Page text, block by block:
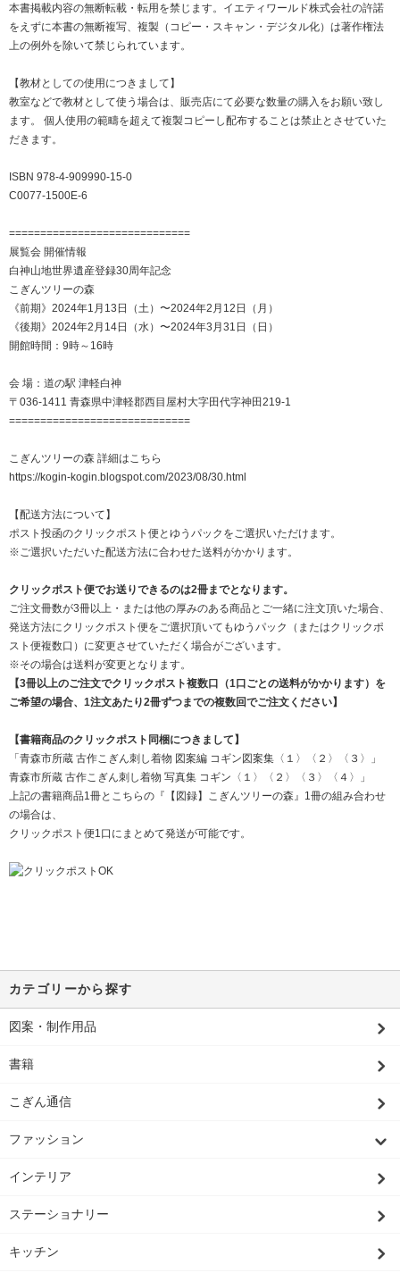
本書掲載内容の無断転載・転用を禁じます。イエティワールド株式会社の許諾
をえずに本書の無断複写、複製（コピー・スキャン・デジタル化）は著作権法
上の例外を除いて禁じられています。
【教材としての使用につきまして】
教室などで教材として使う場合は、販売店にて必要な数量の購入をお願い致し
ます。 個人使用の範疇を超えて複製コピーし配布することは禁止とさせていた
だきます。
ISBN 978-4-909990-15-0
C0077-1500E-6
=============================
展覧会 開催情報
白神山地世界遺産登録30周年記念
こぎんツリーの森
《前期》2024年1月13日（土）〜2024年2月12日（月）
《後期》2024年2月14日（水）〜2024年3月31日（日）
開館時間：9時～16時
会 場：道の駅 津軽白神
〒036-1411 青森県中津軽郡西目屋村大字田代字神田219-1
=============================
こぎんツリーの森 詳細はこちら
https://kogin-kogin.blogspot.com/2023/08/30.html
【配送方法について】
ポスト投函のクリックポスト便とゆうパックをご選択いただけます。
※ご選択いただいた配送方法に合わせた送料がかかります。
クリックポスト便でお送りできるのは2冊までとなります。
ご注文冊数が3冊以上・または他の厚みのある商品とご一緒に注文頂いた場合、
発送方法にクリックポスト便をご選択頂いてもゆうパック（またはクリックポ
スト便複数口）に変更させていただく場合がございます。
※その場合は送料が変更となります。
【3冊以上のご注文でクリックポスト複数口（1口ごとの送料がかかります）を
ご希望の場合、1注文あたり2冊ずつまでの複数回でご注文ください】
【書籍商品のクリックポスト同梱につきまして】
「青森市所蔵 古作こぎん刺し着物 図案編 コギン図案集 〈１〉 〈２〉 〈３〉
」
青森市所蔵 古作こぎん刺し着物 写真集 コギン 〈１〉 〈２〉 〈３〉 〈４〉
」
上記の書籍商品1冊とこちらの『【図録】こぎんツリーの森』1冊の組み合わせ
の場合は、
クリックポスト便1口にまとめて発送が可能です。
カテゴリーから探す
図案・制作用品
書籍
こぎん通信
ファッション
インテリア
ステーショナリー
キッチン